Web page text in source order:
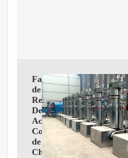
Fabricantes
de
Refinación
De
Aceite
Comestible
de
China